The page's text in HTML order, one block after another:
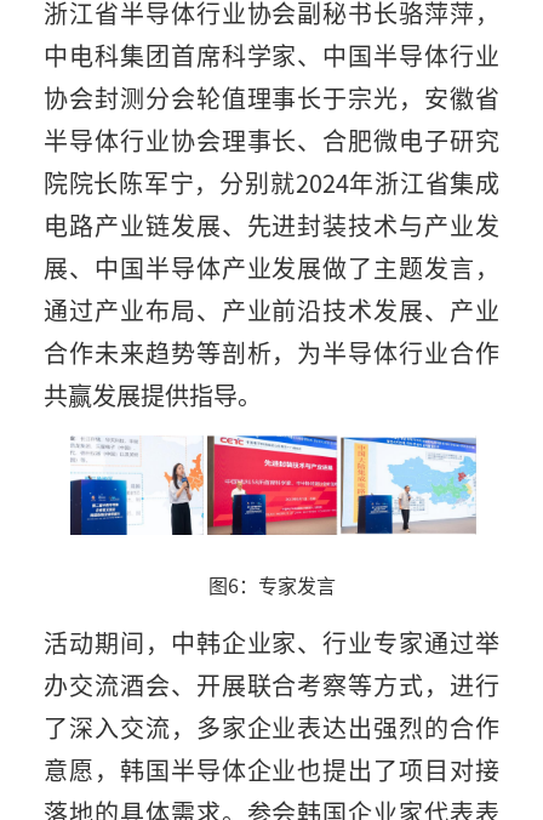
浙江省半导体行业协会副秘书长骆萍萍，
中电科集团首席科学家、中国半导体行业
协会封测分会轮值理事长于宗光，安徽省
半导体行业协会理事长、合肥微电子研究
院院长陈军宁，分别就2024年浙江省集成
电路产业链发展、先进封装技术与产业发
展、中国半导体产业发展做了主题发言，
通过产业布局、产业前沿技术发展、产业
合作未来趋势等剖析，为半导体行业合作
共赢发展提供指导。
图6：专家发言
活动期间，中韩企业家、行业专家通过举
办交流酒会、开展联合考察等方式，进行
了深入交流，多家企业表达出强烈的合作
意愿，韩国半导体企业也提出了项目对接
落地的具体需求。参会韩国企业家代表表